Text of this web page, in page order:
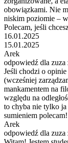
obowiązkami. Nie
niskim poziomie –
Polecam, jeśli
16.01.2025
15.01.2025
Arek
odpowiedź dla
Jeśli chodzi o
(wcześniej
mankamentem na
względu na
to chyba nie tylko
sumieniem polecam!
Arek
odpowiedź dla